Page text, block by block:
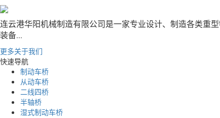
连云港华阳机械制造有限公司是一家专业设计、制造各类重
装备...
更多关于我们
快速导航
制动车桥
从动车桥
二线四桥
半轴桥
湿式制动车桥